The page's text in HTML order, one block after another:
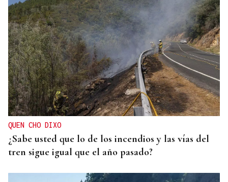
QUEN CHO DIXO
¿Sabe usted que lo de los incendios y las vías del
tren sigue igual que el año pasado?